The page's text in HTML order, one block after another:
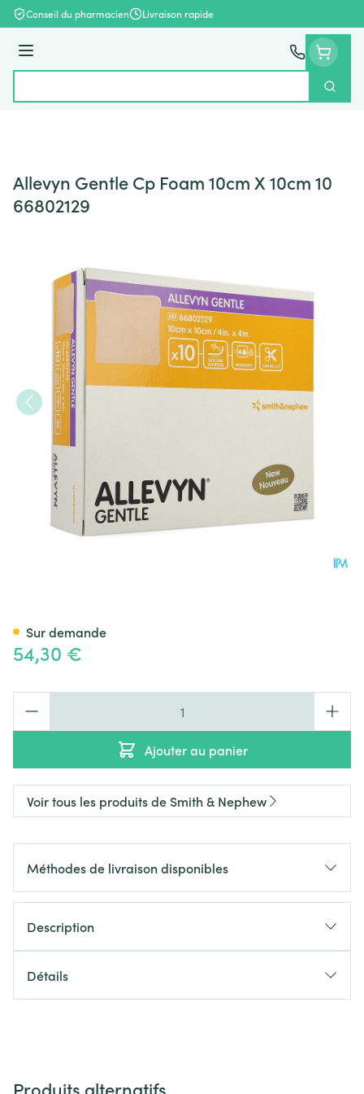
Aller au contenu
Conseil du pharmacien Livraison rapide
Menu
Allevyn Gentle Cp Foam 10cm X 10cm 10
66802129
54,30 €
Ajouter au panier
Sur demande
Voir tous les produits de Smith & Nephew
Méthodes de livraison disponibles
Description
Détails
Produits alternatifs